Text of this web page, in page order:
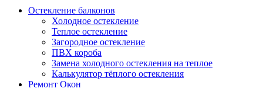
Остекление балконов
Холодное остекление
Теплое остекление
Загородное остекление
ПВХ короба
Замена холодного остекления на теплое
Калькулятор тёплого остекления
Ремонт Окон